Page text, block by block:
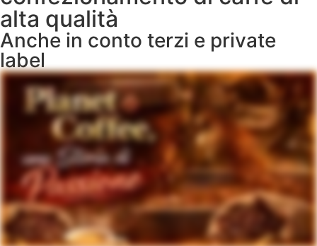
alta qualità
Anche in conto terzi e private
label